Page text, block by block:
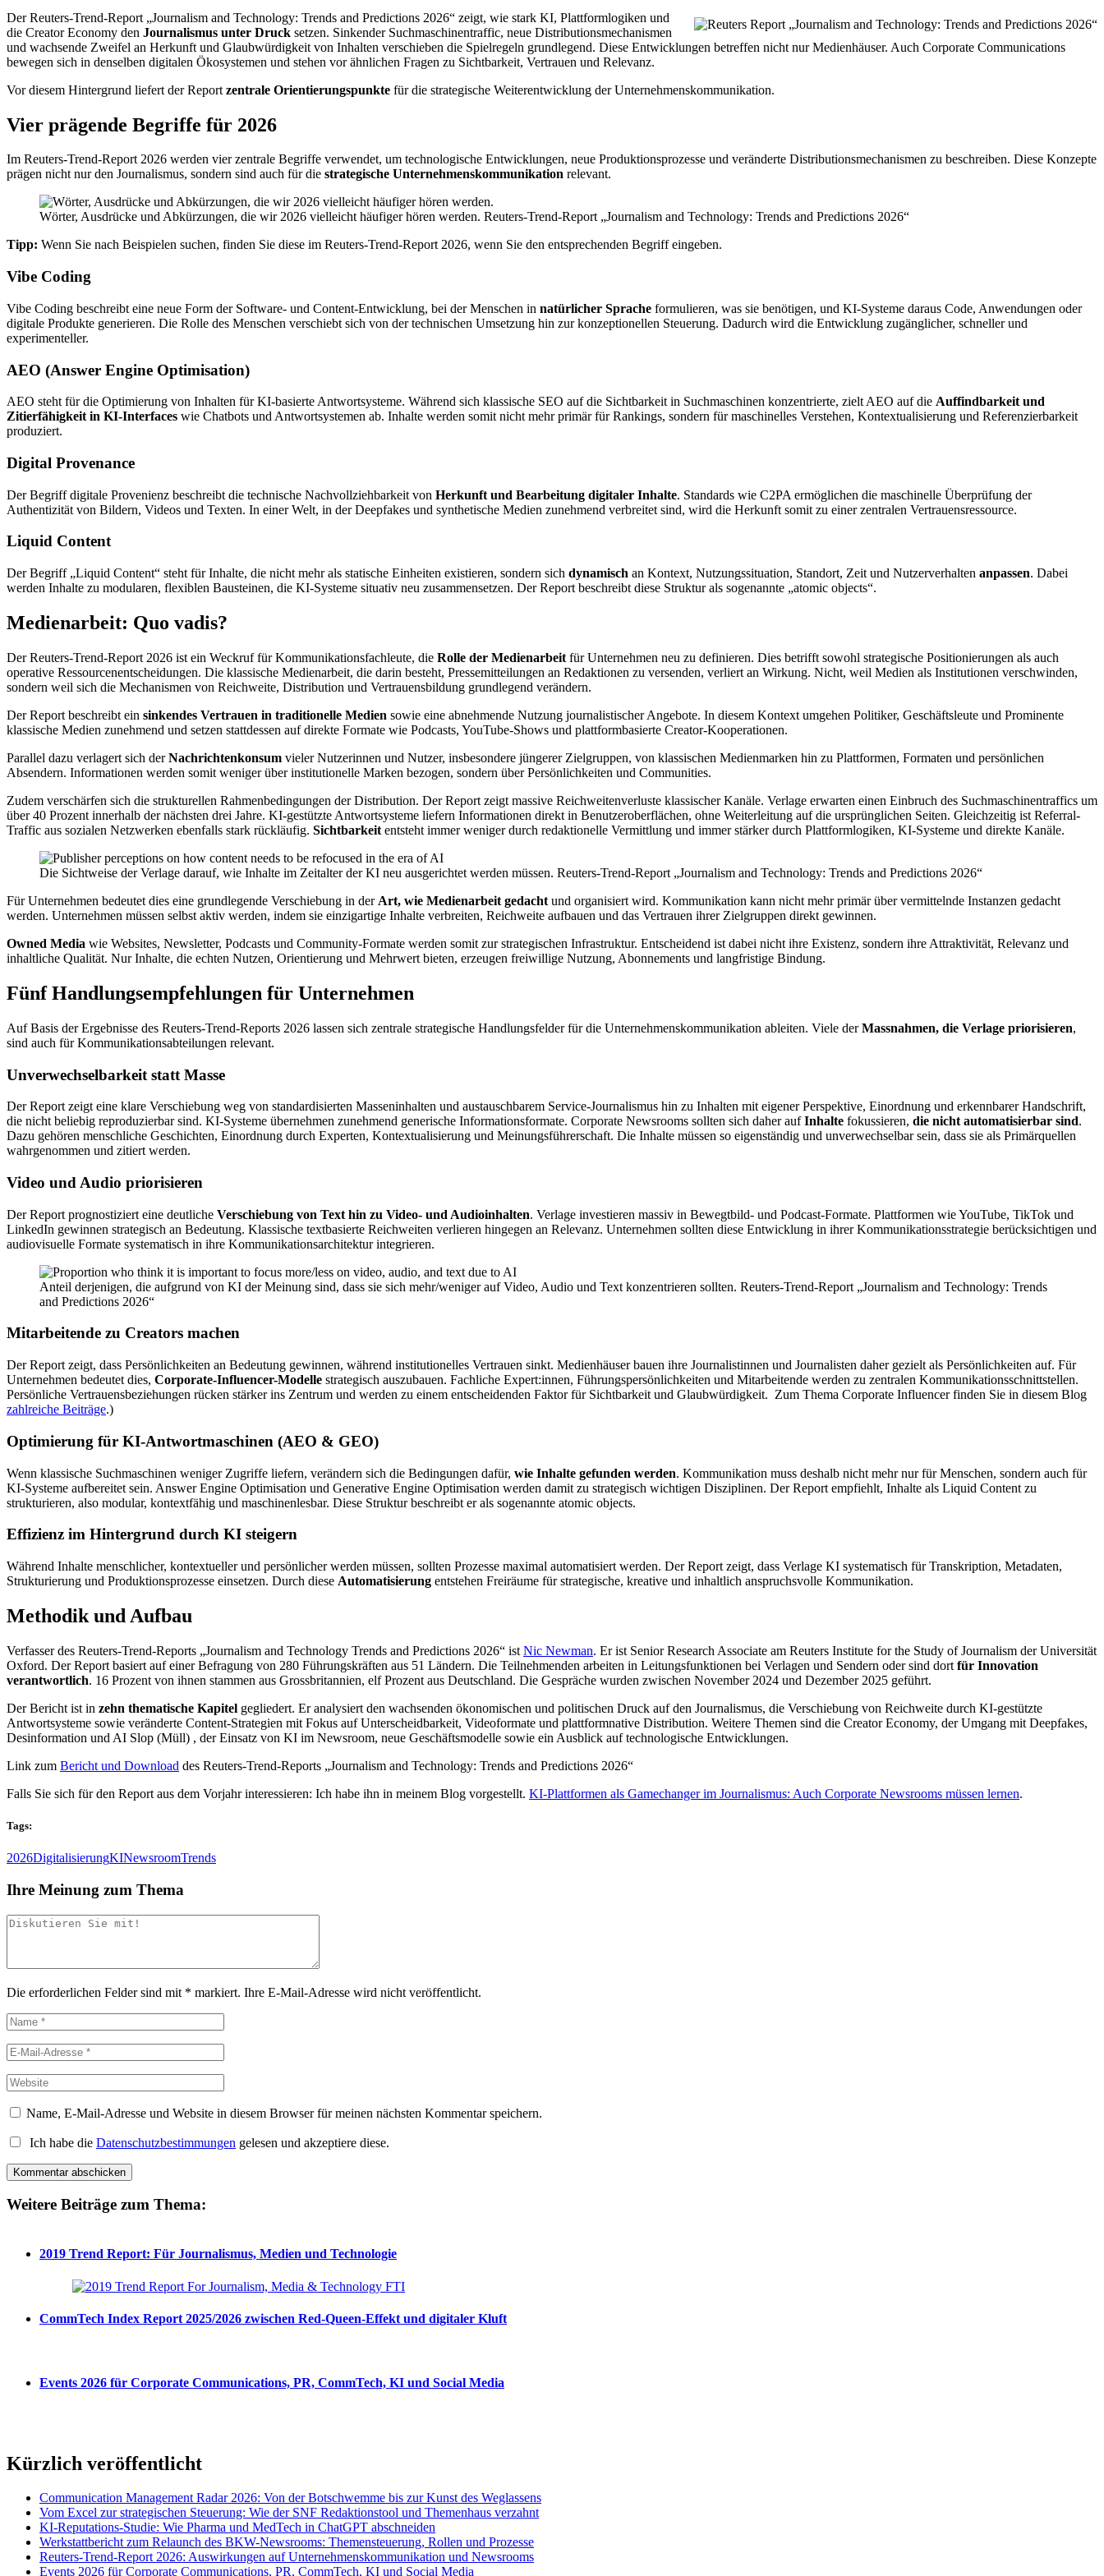
Der Reuters-Trend-Report „Journalism and Technology: Trends and Predictions 2026“ zeigt, wie stark KI, Plattformlogiken und
die Creator Economy den Journalismus unter Druck setzen. Sinkender Suchmaschinentraffic, neue Distributionsmechanismen
und wachsende Zweifel an Herkunft und Glaubwürdigkeit von Inhalten verschieben die Spielregeln grundlegend. Diese Entwicklungen betreffen nicht nur Medienhäuser. Auch Corporate Communications
bewegen sich in denselben digitalen Ökosystemen und stehen vor ähnlichen Fragen zu Sichtbarkeit, Vertrauen und Relevanz.
Vor diesem Hintergrund liefert der Report zentrale Orientierungspunkte für die strategische Weiterentwicklung der Unternehmenskommunikation.
Vier prägende Begriffe für 2026
Im Reuters-Trend-Report 2026 werden vier zentrale Begriffe verwendet, um technologische Entwicklungen, neue Produktionsprozesse und veränderte Distributionsmechanismen zu beschreiben. Diese Konzepte
prägen nicht nur den Journalismus, sondern sind auch für die strategische Unternehmenskommunikation relevant.
Wörter, Ausdrücke und Abkürzungen, die wir 2026 vielleicht häufiger hören werden. Reuters-Trend-Report „Journalism and Technology: Trends and Predictions 2026“
Tipp: Wenn Sie nach Beispielen suchen, finden Sie diese im Reuters-Trend-Report 2026, wenn Sie den entsprechenden Begriff eingeben.
Vibe Coding
Vibe Coding beschreibt eine neue Form der Software- und Content-Entwicklung, bei der Menschen in natürlicher Sprache formulieren, was sie benötigen, und KI-Systeme daraus Code, Anwendungen oder
digitale Produkte generieren. Die Rolle des Menschen verschiebt sich von der technischen Umsetzung hin zur konzeptionellen Steuerung. Dadurch wird die Entwicklung zugänglicher, schneller und
experimenteller.
AEO (Answer Engine Optimisation)
AEO steht für die Optimierung von Inhalten für KI-basierte Antwortsysteme. Während sich klassische SEO auf die Sichtbarkeit in Suchmaschinen konzentrierte, zielt AEO auf die Auffindbarkeit und
Zitierfähigkeit in KI-Interfaces wie Chatbots und Antwortsystemen ab. Inhalte werden somit nicht mehr primär für Rankings, sondern für maschinelles Verstehen, Kontextualisierung und Referenzierbarkeit
produziert.
Digital Provenance
Der Begriff digitale Provenienz beschreibt die technische Nachvollziehbarkeit von Herkunft und Bearbeitung digitaler Inhalte. Standards wie C2PA ermöglichen die maschinelle Überprüfung der
Authentizität von Bildern, Videos und Texten. In einer Welt, in der Deepfakes und synthetische Medien zunehmend verbreitet sind, wird die Herkunft somit zu einer zentralen Vertrauensressource.
Liquid Content
Der Begriff „Liquid Content“ steht für Inhalte, die nicht mehr als statische Einheiten existieren, sondern sich dynamisch an Kontext, Nutzungssituation, Standort, Zeit und Nutzerverhalten anpassen. Dabei
werden Inhalte zu modularen, flexiblen Bausteinen, die KI-Systeme situativ neu zusammensetzen. Der Report beschreibt diese Struktur als sogenannte „atomic objects“.
Medienarbeit: Quo vadis?
Der Reuters-Trend-Report 2026 ist ein Weckruf für Kommunikationsfachleute, die Rolle der Medienarbeit für Unternehmen neu zu definieren. Dies betrifft sowohl strategische Positionierungen als auch
operative Ressourcenentscheidungen. Die klassische Medienarbeit, die darin besteht, Pressemitteilungen an Redaktionen zu versenden, verliert an Wirkung. Nicht, weil Medien als Institutionen verschwinden,
sondern weil sich die Mechanismen von Reichweite, Distribution und Vertrauensbildung grundlegend verändern.
Der Report beschreibt ein sinkendes Vertrauen in traditionelle Medien sowie eine abnehmende Nutzung journalistischer Angebote. In diesem Kontext umgehen Politiker, Geschäftsleute und Prominente
klassische Medien zunehmend und setzen stattdessen auf direkte Formate wie Podcasts, YouTube-Shows und plattformbasierte Creator-Kooperationen.
Parallel dazu verlagert sich derNachrichtenkonsum vieler Nutzerinnen und Nutzer, insbesondere jüngerer Zielgruppen, von klassischen Medienmarken hin zu Plattformen, Formaten und persönlichen
Absendern. Informationen werden somit weniger über institutionelle Marken bezogen, sondern über Persönlichkeiten und Communities.
Zudem verschärfen sich die strukturellen Rahmenbedingungen der Distribution. Der Report zeigt massive Reichweitenverluste klassischer Kanäle. Verlage erwarten einen Einbruch des Suchmaschinentraffics um
über 40 Prozent innerhalb der nächsten drei Jahre. KI-gestützte Antwortsysteme liefern Informationen direkt in Benutzeroberflächen, ohne Weiterleitung auf die ursprünglichen Seiten. Gleichzeitig ist Referral-
Traffic aus sozialen Netzwerken ebenfalls stark rückläufig. Sichtbarkeit entsteht immer weniger durch redaktionelle Vermittlung und immer stärker durch Plattformlogiken, KI-Systeme und direkte Kanäle.
Die Sichtweise der Verlage darauf, wie Inhalte im Zeitalter der KI neu ausgerichtet werden müssen. Reuters-Trend-Report „Journalism and Technology: Trends and Predictions 2026“
Für Unternehmen bedeutet dies eine grundlegende Verschiebung in der Art, wie Medienarbeit gedacht und organisiert wird. Kommunikation kann nicht mehr primär über vermittelnde Instanzen gedacht
werden. Unternehmen müssen selbst aktiv werden, indem sie einzigartige Inhalte verbreiten, Reichweite aufbauen und das Vertrauen ihrer Zielgruppen direkt gewinnen.
Owned Media wie Websites, Newsletter, Podcasts und Community-Formate werden somit zur strategischen Infrastruktur. Entscheidend ist dabei nicht ihre Existenz, sondern ihre Attraktivität, Relevanz und
inhaltliche Qualität. Nur Inhalte, die echten Nutzen, Orientierung und Mehrwert bieten, erzeugen freiwillige Nutzung, Abonnements und langfristige Bindung.
Fünf Handlungsempfehlungen für Unternehmen
Auf Basis der Ergebnisse des Reuters-Trend-Reports 2026 lassen sich zentrale strategische Handlungsfelder für die Unternehmenskommunikation ableiten. Viele derMassnahmen, die Verlage priorisieren,
sind auch für Kommunikationsabteilungen relevant.
Unverwechselbarkeit statt Masse
Der Report zeigt eine klare Verschiebung weg von standardisierten Masseninhalten und austauschbarem Service-Journalismus hin zu Inhalten mit eigener Perspektive, Einordnung und erkennbarer Handschrift,
die nicht beliebig reproduzierbar sind. KI-Systeme übernehmen zunehmend generische Informationsformate. Corporate Newsrooms sollten sich daher aufInhalte fokussieren, die nicht automatisierbar sind.
Dazu gehören menschliche Geschichten, Einordnung durch Experten, Kontextualisierung und Meinungsführerschaft. Die Inhalte müssen so eigenständig und unverwechselbar sein, dass sie als Primärquellen
wahrgenommen und zitiert werden.
Video und Audio priorisieren
Der Report prognostiziert eine deutliche Verschiebung von Text hin zu Video- und Audioinhalten. Verlage investieren massiv in Bewegtbild- und Podcast-Formate. Plattformen wie YouTube, TikTok und
LinkedIn gewinnen strategisch an Bedeutung. Klassische textbasierte Reichweiten verlieren hingegen an Relevanz. Unternehmen sollten diese Entwicklung in ihrer Kommunikationsstrategie berücksichtigen und
audiovisuelle Formate systematisch in ihre Kommunikationsarchitektur integrieren.
Anteil derjenigen, die aufgrund von KI der Meinung sind, dass sie sich mehr/weniger auf Video, Audio und Text konzentrieren sollten. Reuters-Trend-Report „Journalism and Technology: Trends
and Predictions 2026“
Mitarbeitende zu Creators machen
Der Report zeigt, dass Persönlichkeiten an Bedeutung gewinnen, während institutionelles Vertrauen sinkt. Medienhäuser bauen ihre Journalistinnen und Journalisten daher gezielt als Persönlichkeiten auf. Für
Unternehmen bedeutet dies, Corporate-Influencer-Modelle strategisch auszubauen. Fachliche Expert:innen, Führungspersönlichkeiten und Mitarbeitende werden zu zentralen Kommunikationsschnittstellen.
Persönliche Vertrauensbeziehungen rücken stärker ins Zentrum und werden zu einem entscheidenden Faktor für Sichtbarkeit und Glaubwürdigkeit. Zum Thema Corporate Influencer finden Sie in diesem Blog
zahlreiche Beiträge.)
Optimierung für KI-Antwortmaschinen (AEO & GEO)
Wenn klassische Suchmaschinen weniger Zugriffe liefern, verändern sich die Bedingungen dafür, wie Inhalte gefunden werden. Kommunikation muss deshalb nicht mehr nur für Menschen, sondern auch für
KI-Systeme aufbereitet sein. Answer Engine Optimisation und Generative Engine Optimisation werden damit zu strategisch wichtigen Disziplinen. Der Report empfiehlt, Inhalte als Liquid Content zu
strukturieren, also modular, kontextfähig und maschinenlesbar. Diese Struktur beschreibt er als sogenannte atomic objects.
Effizienz im Hintergrund durch KI steigern
Während Inhalte menschlicher, kontextueller und persönlicher werden müssen, sollten Prozesse maximal automatisiert werden. Der Report zeigt, dass Verlage KI systematisch für Transkription, Metadaten,
Strukturierung und Produktionsprozesse einsetzen. Durch diese Automatisierung entstehen Freiräume für strategische, kreative und inhaltlich anspruchsvolle Kommunikation.
Methodik und Aufbau
Verfasser des Reuters-Trend-Reports „Journalism and Technology Trends and Predictions 2026“ ist Nic Newman. Er ist Senior Research Associate am Reuters Institute for the Study of Journalism der Universität
Oxford. Der Report basiert auf einer Befragung von 280 Führungskräften aus 51 Ländern. Die Teilnehmenden arbeiten in Leitungsfunktionen bei Verlagen und Sendern oder sind dort für Innovation
verantwortlich. 16 Prozent von ihnen stammen aus Grossbritannien, elf Prozent aus Deutschland. Die Gespräche wurden zwischen November 2024 und Dezember 2025 geführt.
Der Bericht ist in zehn thematische Kapitel gegliedert. Er analysiert den wachsenden ökonomischen und politischen Druck auf den Journalismus, die Verschiebung von Reichweite durch KI-gestützte
Antwortsysteme sowie veränderte Content-Strategien mit Fokus auf Unterscheidbarkeit, Videoformate und plattformnative Distribution. Weitere Themen sind die Creator Economy, der Umgang mit Deepfakes,
Desinformation und AI Slop (Müll) , der Einsatz von KI im Newsroom, neue Geschäftsmodelle sowie ein Ausblick auf technologische Entwicklungen.
Link zum Bericht und Download des Reuters-Trend-Reports „Journalism and Technology: Trends and Predictions 2026“
Falls Sie sich für den Report aus dem Vorjahr interessieren: Ich habe ihn in meinem Blog vorgestellt. KI-Plattformen als Gamechanger im Journalismus: Auch Corporate Newsrooms müssen lernen.
Tags:
2026DigitalisierungKINewsroomTrends
Ihre Meinung zum Thema
Die erforderlichen Felder sind mit * markiert. Ihre E-Mail-Adresse wird nicht veröffentlicht.
Name, E-Mail-Adresse und Website in diesem Browser für meinen nächsten Kommentar speichern.
Ich habe die Datenschutzbestimmungen gelesen und akzeptiere diese.
Weitere Beiträge zum Thema:
2019 Trend Report: Für Journalismus, Medien und Technologie
CommTech Index Report 2025/2026 zwischen Red-Queen-Effekt und digitaler Kluft
Events 2026 für Corporate Communications, PR, CommTech, KI und Social Media
Kürzlich veröffentlicht
Communication Management Radar 2026: Von der Botschwemme bis zur Kunst des Weglassens
Vom Excel zur strategischen Steuerung: Wie der SNF Redaktionstool und Themenhaus verzahnt
KI-Reputations-Studie: Wie Pharma und MedTech in ChatGPT abschneiden
Werkstattbericht zum Relaunch des BKW-Newsrooms: Themensteuerung, Rollen und Prozesse
Reuters-Trend-Report 2026: Auswirkungen auf Unternehmenskommunikation und Newsrooms
Events 2026 für Corporate Communications, PR, CommTech, KI und Social Media